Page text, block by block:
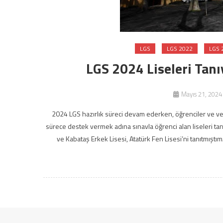
LGS LGS 2022 LGS
LGS 2024 Liseleri
Mayıs 21, 2024
2024 LGS hazırlık süreci devam ederken, öğrenciler ve
sürece destek vermek adına sınavla öğrenci alan liseleri
ve Kabataş Erkek Lisesi, Atatürk Fen Lisesi’ni